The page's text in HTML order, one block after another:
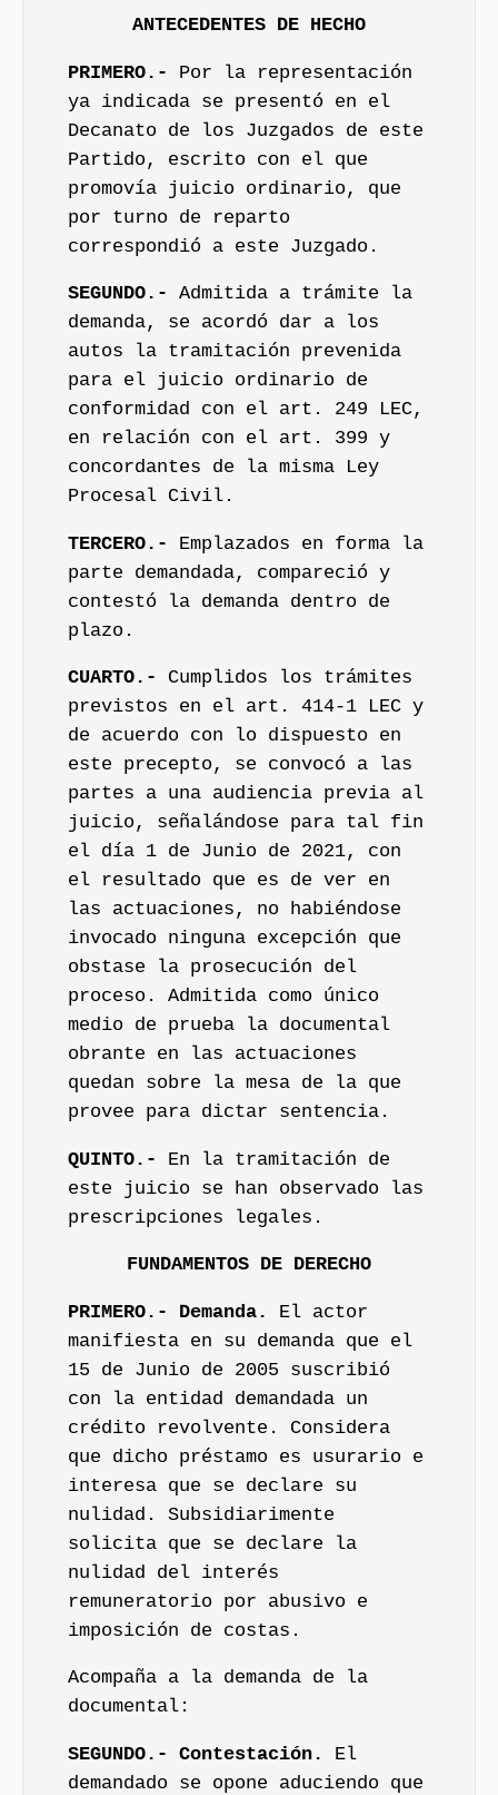
ANTECEDENTES DE HECHO
PRIMERO.-
Por la representación
ya indicada se presentó en el
Decanato de los Juzgados de este
Partido, escrito con el que
promovía juicio ordinario, que
por turno de reparto
correspondió a este Juzgado.
SEGUNDO.-
Admitida a trámite la
demanda, se acordó dar a los
autos la tramitación prevenida
para el juicio ordinario de
conformidad con el art. 249 LEC,
en relación con el art. 399 y
concordantes de la misma Ley
Procesal Civil.
TERCERO.-
Emplazados en forma la
parte demandada, compareció y
contestó la demanda dentro de
plazo.
CUARTO.-
Cumplidos los trámites
previstos en el art. 414-1 LEC y
de acuerdo con lo dispuesto en
este precepto, se convocó a las
partes a una audiencia previa al
juicio, señalándose para tal fin
el día 1 de Junio de 2021, con
el resultado que es de ver en
las actuaciones, no habiéndose
invocado ninguna excepción que
obstase la prosecución del
proceso. Admitida como único
medio de prueba la documental
obrante en las actuaciones
quedan sobre la mesa de la que
provee para dictar sentencia.
QUINTO.-
En la tramitación de
este juicio se han observado las
prescripciones legales.
FUNDAMENTOS DE DERECHO
PRIMERO.- Demanda.
El actor
manifiesta en su demanda que el
15 de Junio de 2005 suscribió
con la entidad demandada un
crédito revolvente. Considera
que dicho préstamo es usurario e
interesa que se declare su
nulidad. Subsidiarimente
solicita que se declare la
nulidad del interés
remuneratorio por abusivo e
imposición de costas.
Acompaña a la demanda de la
documental:
SEGUNDO.- Contestación.
El
demandado se opone aduciendo que